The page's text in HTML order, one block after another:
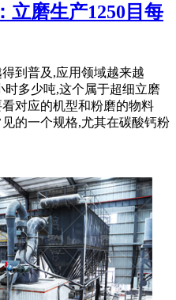
立磨生产1250目每
到普及,应用领域越来越
多少吨,这个属于超细立磨
对应的机型和粉磨的物料
的一个规格,尤其在碳酸钙粉